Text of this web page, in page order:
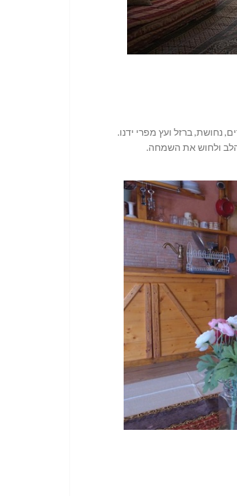
נחושת, ברזל ועץ מפרי ידנו.
ולחוש את השמחה.